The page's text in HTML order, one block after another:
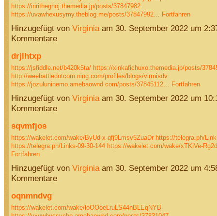
https://iriritheghoj.themedia.jp/posts/37847982
https://uvawhexusymy.theblog.me/posts/37847992… Fortfahren
Hinzugefügt von Virginiaam 30. September 2022 um
Kommentare
drjlhtxp
https://jsfiddle.net/b420k5ta/ https://xinkafichuxo.themedia.jp/posts/
http://weebattledotcom.ning.com/profiles/blogs/vlrmisdv
https://jozuluninemo.amebaownd.com/posts/37845112… Fortfahren
Hinzugefügt von Virginiaam 30. September 2022 um
Kommentare
sqvmfjos
https://wakelet.com/wake/ByUd-x-qfj9Lmsv5ZuaDr https://telegra.ph/
https://telegra.ph/Links-09-30-144 https://wakelet.com/wake/xTKiVe-
Fortfahren
Hinzugefügt von Virginiaam 30. September 2022 um
Kommentare
oqnmndvg
https://wakelet.com/wake/loOOoeLruLS44nBLEqNYB